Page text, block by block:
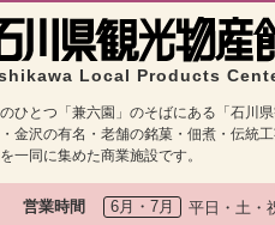
Local Products
ひとつ「兼六園」のそばにある「石川
金沢の有名・老舗の銘菓・佃煮・伝統
一同に集めた商業施設です。
営業時間 6月・7月 平日・土・